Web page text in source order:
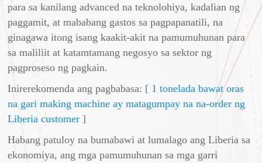
para sa kanilang advanced na teknolohiya, kadalian ng
paggamit, at mababang gastos sa pagpapanatili, na
ginagawa itong isang kaakit-akit na pamumuhunan para
sa maliliit at katamtamang negosyo sa sektor ng
pagproseso ng pagkain.
Inirerekomenda ang pagbabasa: [ 1 tonelada bawat oras
na gari making machine ay matagumpay na na-order ng
Liberia customer]
Habang patuloy na bumabawi at lumalago ang Liberia sa
ekonomiya, ang mga pamumuhunan sa mga garri